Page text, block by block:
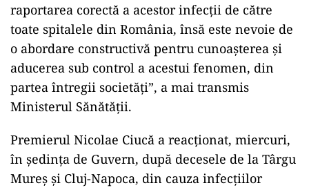
raportarea corectă a acestor infecţii de către
toate spitalele din România, însă este nevoie de
o abordare constructivă pentru cunoaşterea şi
aducerea sub control a acestui fenomen, din
partea întregii societăţi”, a mai transmis
Ministerul Sănătăţii.
Premierul Nicolae Ciucă a reacţionat, miercuri,
în şedinţa de Guvern, după decesele de la Târgu
Mureş şi Cluj-Napoca, din cauza infecţiilor